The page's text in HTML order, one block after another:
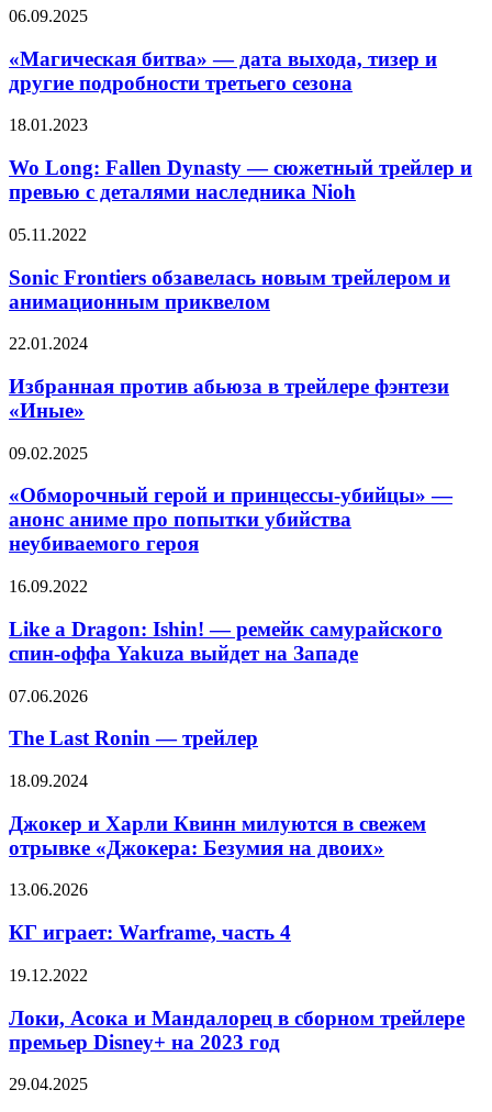
«Кагурабати»
жанре
тёмного
«Магическая
—
дата
выхода,
и
подробности
третьего
06.09.2025
«Магическая битва» — дата выхода, тизер и
другие подробности третьего сезона
Wo
Fallen
Dynasty
—
трейлер
превью
с
наследника
18.01.2023
Wo Long: Fallen Dynasty — сюжетный трейлер и
превью с деталями наследника Nioh
Sonic
обзавелась
новым
трейлером
анимационным
05.11.2022
Sonic Frontiers обзавелась новым трейлером и
анимационным приквелом
Избранная
абьюза
в
трейлере
«Иные»
22.01.2024
Избранная против абьюза в трейлере фэнтези
«Иные»
«Обморочный
и
принцессы-
убийцы»
—
аниме
попытки
убийства
неубиваемого
героя
09.02.2025
«Обморочный герой и принцессы-убийцы» —
анонс аниме про попытки убийства
неубиваемого героя
Like
Dragon:
Ishin!
—
самурайского
оффа
выйдет
Западе
16.09.2022
Like a Dragon: Ishin! — ремейк самурайского
спин-оффа Yakuza выйдет на Западе
The
Ronin
трейлер
07.06.2026
The Last Ronin — трейлер
Джокер
Харли
Квинн
милуются
свежем
«Джокера:
на
18.09.2024
Джокер и Харли Квинн милуются в свежем
отрывке «Джокера: Безумия на двоих»
КГ
Warframe,
часть
4
13.06.2026
КГ играет: Warframe, часть 4
Локи,
и
Мандалорец
в
трейлере
19.12.2022
Локи, Асока и Мандалорец в сборном трейлере
премьер Disney+ на 2023 год
Неузнаваемый
29.04.2025